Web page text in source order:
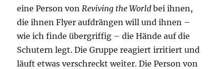
eine Person von Reviving the World bei ihnen,
die ihnen Flyer aufdrängen will und ihnen –
wie ich finde übergriffig – die Hände auf die
Schutern legt. Die Gruppe reagiert irritiert und
läuft etwas verschreckt weiter. Die Person von